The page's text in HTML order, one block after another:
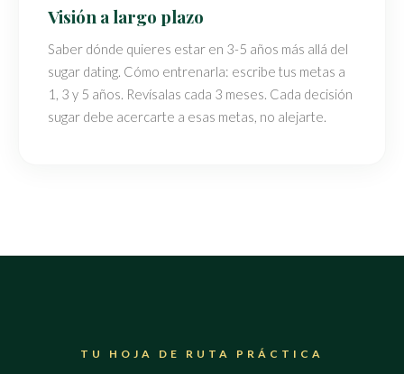
Visión a largo plazo
Saber dónde quieres estar en 3-5 años más allá del
sugar dating. Cómo entrenarla: escribe tus metas a
1, 3 y 5 años. Revísalas cada 3 meses. Cada decisión
sugar debe acercarte a esas metas, no alejarte.
TU HOJA DE RUTA PRÁCTICA